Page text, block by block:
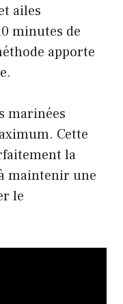
ailes
minutes de
apporte
marinées
Cette
la
maintenir une
le